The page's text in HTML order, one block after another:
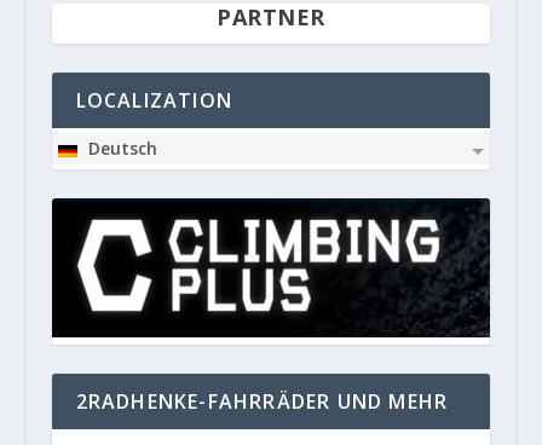
PARTNER
LOCALIZATION
Deutsch
2RADHENKE-FAHRRÄDER UND MEHR